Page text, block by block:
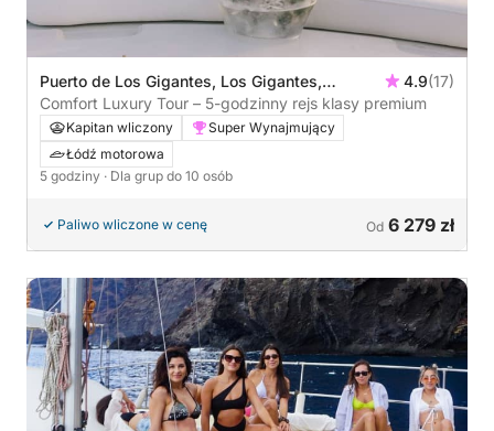
Puerto de Los Gigantes, Los Gigantes,
Hiszpania
4.9(17)
Comfort Luxury Tour – 5-godzinny rejs klasy premium
Kapitan wliczony
Super Wynajmujący
Łódź motorowa
5 godziny · Dla grup do 10 osób
Paliwo wliczone w cenę Od 6 279 zł